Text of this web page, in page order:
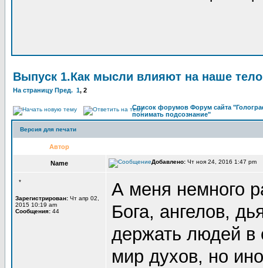
Выпуск 1.Как мысли влияют на наше тело
На страницу Пред. 1, 2
Список форумов Форум сайта
понимать подсознание"
Версия для печати
Автор
Name Добавлено: Чт ноя 24, 2016 1:47 pm
*
Зарегистрирован: Чт апр 02,
2015 10:19 am
Сообщения: 44
А меня немного
Бога, ангелов,
держать людей в
мир духов, но